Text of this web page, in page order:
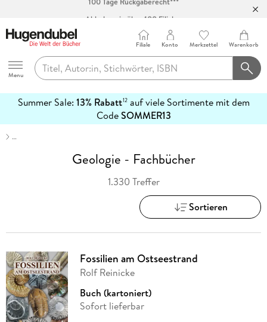
Abholung in über 100 Filialen
Hugendubel
Menu
Filiale Konto Merkzettel Warenkorb
Summer Sale: 13% Rabatt12auf viele Sortimente mit dem
CodeSOMMER13
erfahren
…
Geologie - Fachbücher
1.330 Treffer
Sortieren
Fossilien am Ostseestrand
Rolf Reinicke
Buch (kartoniert)
Sofort lieferbar